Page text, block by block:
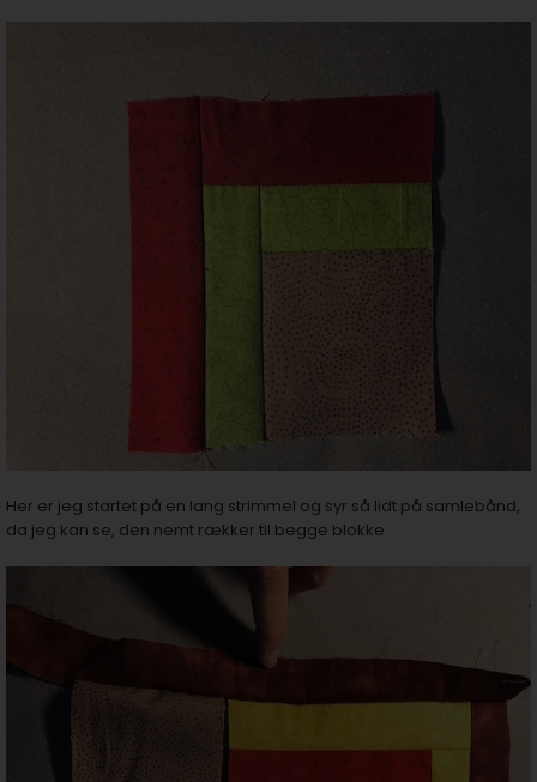
Her er jeg startet på en lang strimmel og syr så lidt på samlebånd,
da jeg kan se, den nemt rækker til begge blokke.